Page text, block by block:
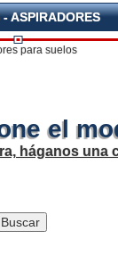
ASPIRADORES
para suelos
el
háganos una